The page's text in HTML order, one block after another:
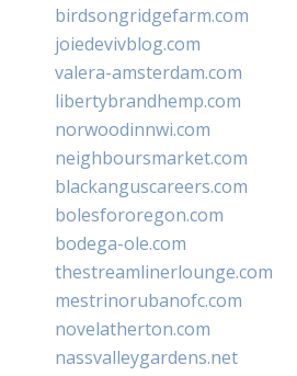
birdsongridgefarm.com
joiedevivblog.com
valera-amsterdam.com
libertybrandhemp.com
norwoodinnwi.com
neighboursmarket.com
blackanguscareers.com
bolesfororegon.com
bodega-ole.com
thestreamlinerlounge.com
mestrinorubanofc.com
novelatherton.com
nassvalleygardens.net